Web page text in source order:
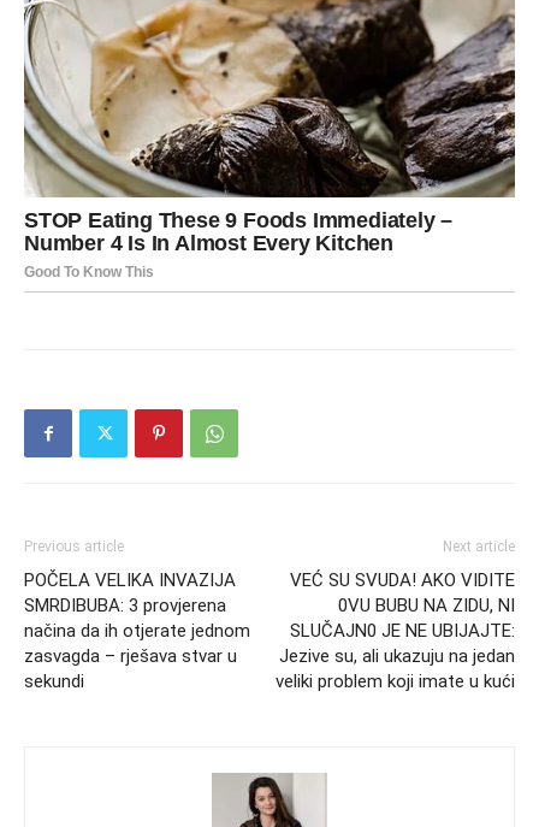
Previous article
POČELA VELIKA INVAZIJA
SMRDIBUBA: 3 provjerena
načina da ih otjerate jednom
zasvagda – rješava stvar u
sekundi
Next article
VEĆ SU SVUDA! AKO VIDITE
0VU BUBU NA ZIDU, NI
SLUČAJN0 JE NE UBIJAJTE:
Jezive su, ali ukazuju na jedan
veliki problem koji imate u kući